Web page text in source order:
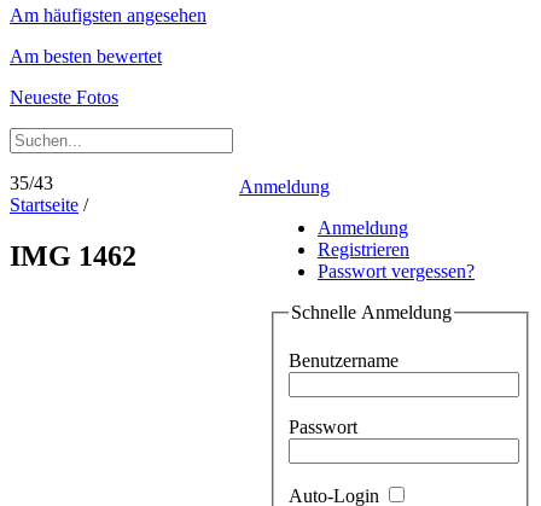
Am häufigsten angesehen
Am besten bewertet
Neueste Fotos
Anmeldung
Anmeldung
Registrieren
Passwort vergessen?
Schnelle Anmeldung
Benutzername
Passwort
Auto-Login
35/43
Startseite /
IMG 1462